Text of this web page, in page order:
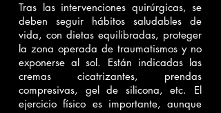
Tras las intervenciones quirúrgicas, se
deben seguir hábitos saludables de
vida, con dietas equilibradas, proteger
la zona operada de traumatismos y no
exponerse al sol. Están indicadas las
cremas cicatrizantes, prendas
compresivas, gel de silicona, etc. El
ejercicio físico es importante, aunque